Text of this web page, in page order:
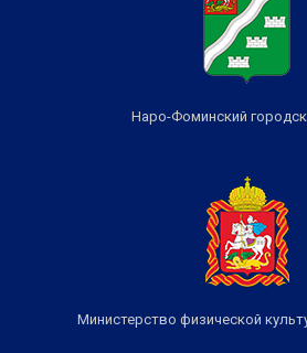
Наро-Фоминский
Министерство физической